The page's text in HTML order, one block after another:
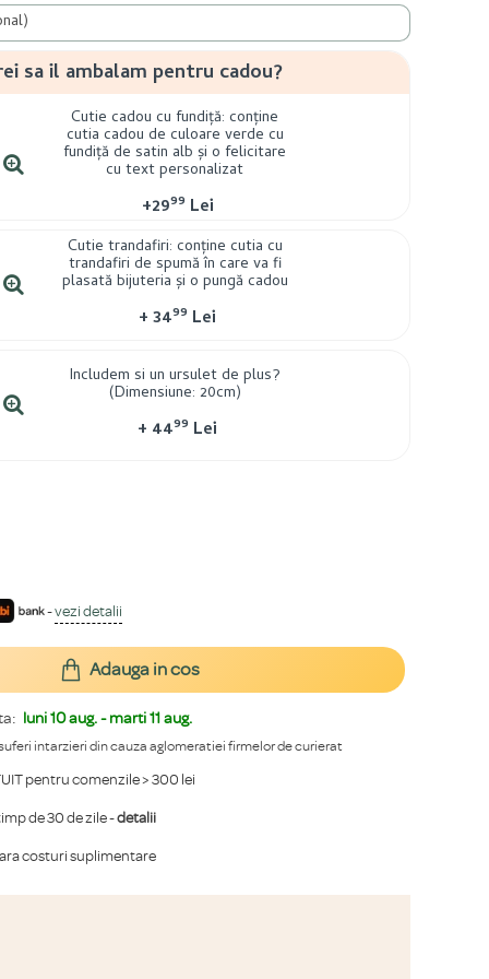
luni 10 aug. - marti 11 aug.
intarzieri din cauza aglomeratiei firmelor de curierat
pentru comenzile > 300 lei
de 30 de zile -detalii
costuri suplimentare
-vezi detalii
sa il ambalam pentru cadou?
Cutie cadou cu fundiță: conține
cutia cadou de culoare verde cu
fundiță de satin alb și o felicitare
cu text personalizat
+2999 Lei
Cutie trandafiri: conține cutia cu
trandafiri de spumă în care va fi
plasată bijuteria și o pungă cadou
+3499 Lei
Includem si un ursulet de plus?
(Dimensiune: 20cm)
+ 4499 Lei
Adauga in cos